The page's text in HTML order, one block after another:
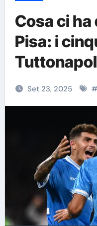
Cosa ci
Pisa: i
Set 23, 2025 #